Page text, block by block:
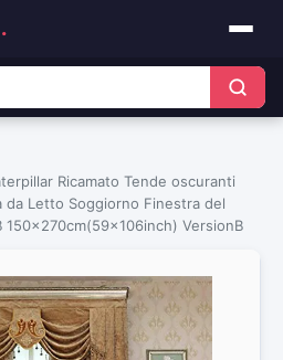
.
Ricamato Tende oscuranti
da Letto Soggiorno Finestra del
150x270cm(59x106inch) VersionB